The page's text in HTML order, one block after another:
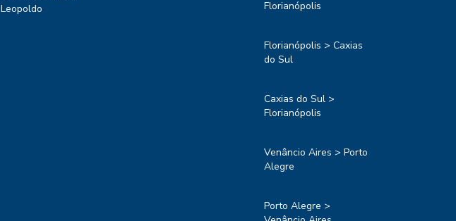
Leopoldo
Florianópolis
Florianópolis > Caxias
do Sul
Caxias do Sul >
Florianópolis
Venâncio Aires > Porto
Alegre
Porto Alegre >